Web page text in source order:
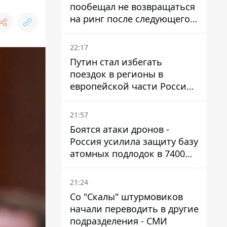
пообещал не возвращаться
на ринг после следующего
боя
22:17
Путин стал избегать
поездок в регионы в
европейской части России,
куда регулярно долетают
дроны
21:57
Боятся атаки дронов -
Россия усилила защиту базу
атомных подлодок в 7400
км от Украины
21:24
Со "Скалы" штурмовиков
начали переводить в другие
подразделения - СМИ